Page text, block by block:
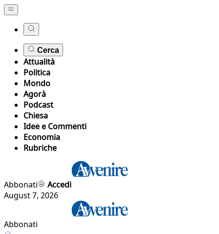
Cerca
Attualità
Politica
Mondo
Agorà
Podcast
Chiesa
Idee e Commenti
Economia
Rubriche
Abbonati
Accedi
August 7, 2026
Abbonati